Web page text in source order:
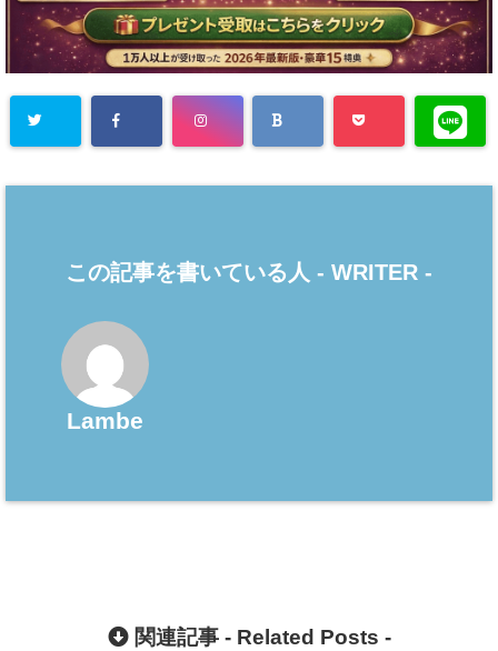
この記事を書いている人 - WRITER -
Lambe
関連記事 - Related Posts -